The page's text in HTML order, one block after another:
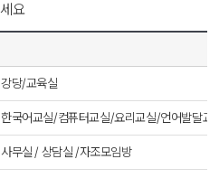
요
강당/교육실
한국어교실/컴퓨터교실/요리교실/언어발달교
사무실 / 상담실 /자조모임방